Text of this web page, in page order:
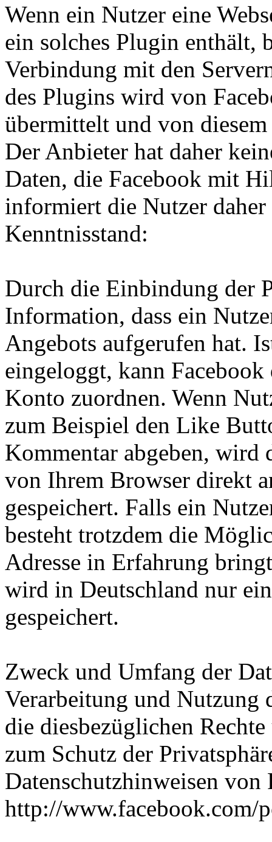
Wenn ein Nutzer eine
ein solches Plugin enthält,
Verbindung mit den
des Plugins wird von
übermittelt und von
Der Anbieter hat daher
Daten, die Facebook mit
informiert die Nutzer daher
Kenntnisstand:
Durch die Einbindung der
Information, dass ein
Angebots aufgerufen hat.
eingeloggt, kann
Konto zuordnen. Wenn
zum Beispiel den Like
Kommentar abgeben, wird
von Ihrem Browser direkt
gespeichert. Falls ein
besteht trotzdem die
Adresse in Erfahrung
wird in Deutschland nur
gespeichert.
Zweck und Umfang der
Verarbeitung und Nutzung
die diesbezüglichen
zum Schutz der
Datenschutzhinweisen von
http://www.facebook.com/